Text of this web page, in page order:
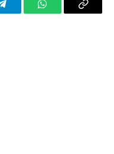
TelegramWhatsAppCopy